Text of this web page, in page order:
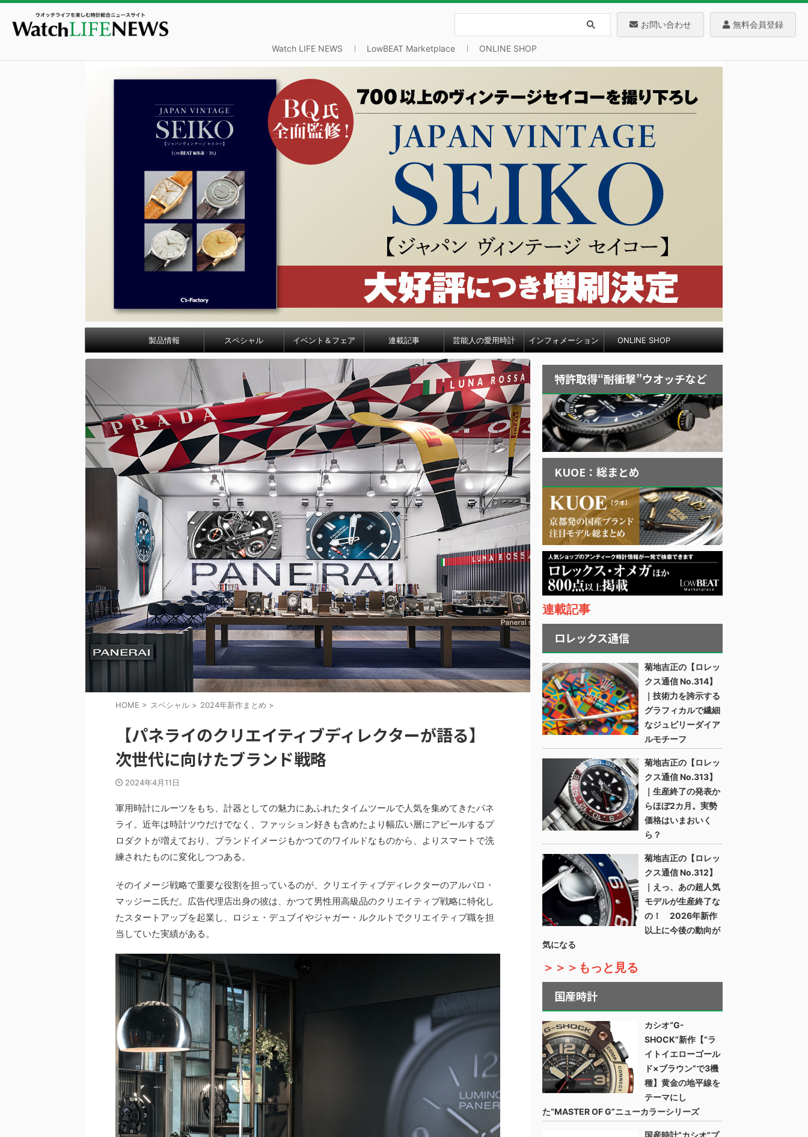
お問い合わせ 無料会員登録
Watch LIFE NEWS LowBEAT Marketplace ONLINE SHOP
製品情報 スペシャル イベント＆フェア 連載記事 芸能人の愛用時計 インフォメーション ONLINE SHOP
HOME > スペシャル > 2024年新作まとめ >
【パネライのクリエイティブディレクターが語る】
次世代に向けたブランド戦略
2024年4月11日
軍用時計にルーツをもち、計器としての魅力にあふれたタイムツールで人気を集めてきたパネ
ライ。近年は時計ツウだけでなく、ファッション好きも含めたより幅広い層にアピールするプ
ロダクトが増えており、ブランドイメージもかつてのワイルドなものから、よりスマートで洗
練されたものに変化しつつある。
そのイメージ戦略で重要な役割を担っているのが、クリエイティブディレクターのアルバロ・
マッジーニ氏だ。広告代理店出身の彼は、かつて男性用高級品のクリエイティブ戦略に特化し
たスタートアップを起業し、ロジェ・デュブイやジャガー・ルクルトでクリエイティブ職を担
当していた実績がある。
特許取得“耐衝撃”ウオッチなど
KUOE：総まとめ
連載記事
ロレックス通信
菊地吉正の【ロレッ
クス通信 No.314】
｜技術力を誇示する
グラフィカルで繊細
なジュビリーダイア
ルモチーフ
菊地吉正の【ロレッ
クス通信 No.313】
｜生産終了の発表か
らほぼ2カ月。実勢
価格はいまおいく
ら？
菊地吉正の【ロレッ
クス通信 No.312】
｜えっ、あの超人気
モデルが生産終了な
の！ 2026年新作
以上に今後の動向が
気になる
＞＞＞もっと見る
国産時計
カシオ“G-
SHOCK”新作【“ラ
イトイエローゴール
ド×ブラウン”で3機
種】黄金の地平線を
テーマにし
た“MASTER OF G”ニューカラーシリーズ